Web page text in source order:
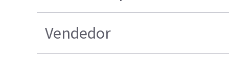
Vendedor